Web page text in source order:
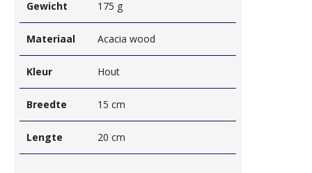
Gewicht 175 g
Materiaal Acacia wood
Kleur Hout
Breedte 15 cm
Lengte 20 cm